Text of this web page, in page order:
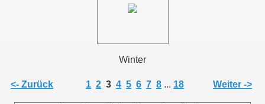
Winter
<- Zurück 1 2 3 4 5 6 7 8 ... 18 Weiter ->